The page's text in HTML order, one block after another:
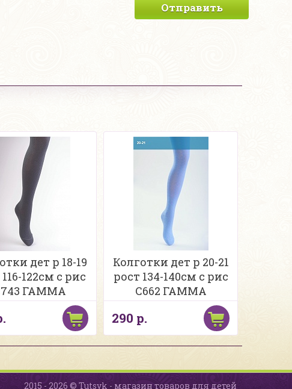
Отправить
дет р 18-19
122см с рис
ГАММА
Колготки дет р 20-21
рост 134-140см с рис
С662 ГАММА
290 р.
2015 - 2026 © Tutsyk - магазин товаров для детей